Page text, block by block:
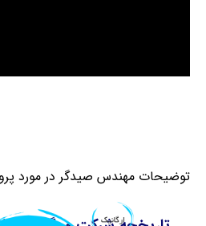
مورد پرورش کبک کالی